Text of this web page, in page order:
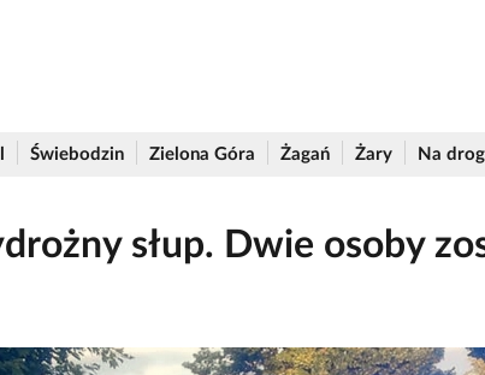
Świebodzin Zielona Góra Żagań Żary Na
słup. Dwie osoby